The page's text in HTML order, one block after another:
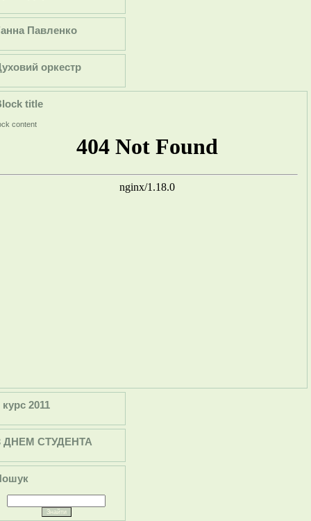
Павленко
оркестр
title
content
курс 2011
ДНЕМ СТУДЕНТА